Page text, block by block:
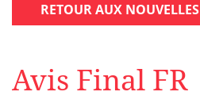
RETOUR AUX NOUVELLES
Avis Final FR